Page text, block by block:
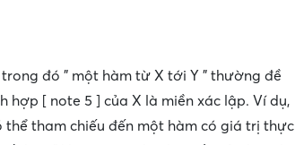
đó ” một hàm từ X tới Y ” thường đề
[ note 5 ] của X là miền xác lập. Ví dụ,
tham chiếu đến một hàm có giá trị thực